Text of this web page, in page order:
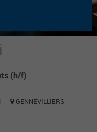
(h/f)
GENNEVILLIERS